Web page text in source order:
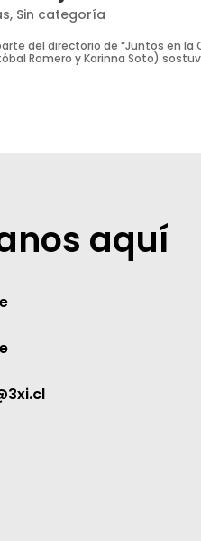
, Sin categoría
del directorio de “Juntos en la
Romero y Karinna Soto)
aquí